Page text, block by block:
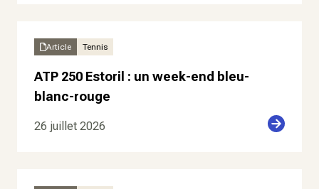
Article Tennis
ATP 250 Estoril : un week-end bleu-
blanc-rouge
26 juillet 2026